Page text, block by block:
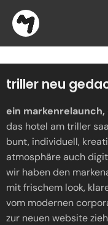
triller neu
ein
das hotel am triller
bunt, individuell,
atmosphäre auch
wir haben den
mit frischem look,
vom modernen
zur neuen website